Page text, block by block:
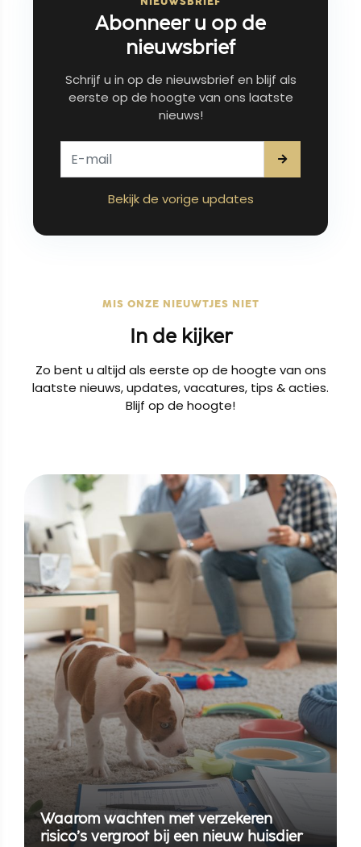
Abonneer u op de
nieuwsbrief
Schrijf u in op de nieuwsbrief en blijf als
eerste op de hoogte van ons laatste
nieuws!
Bekijk de vorige updates
MIS ONZE NIEUWTJES NIET
In de kijker
Zo bent u altijd als eerste op de hoogte van ons
laatste nieuws, updates, vacatures, tips & acties.
Blijf op de hoogte!
Waarom wachten met verzekeren
risico’s vergroot bij een nieuw huisdier